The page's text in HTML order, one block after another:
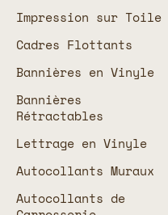
Impression sur Toile
Cadres Flottants
Bannières en Vinyle
Bannières
Rétractables
Lettrage en Vinyle
Autocollants Muraux
Autocollants de